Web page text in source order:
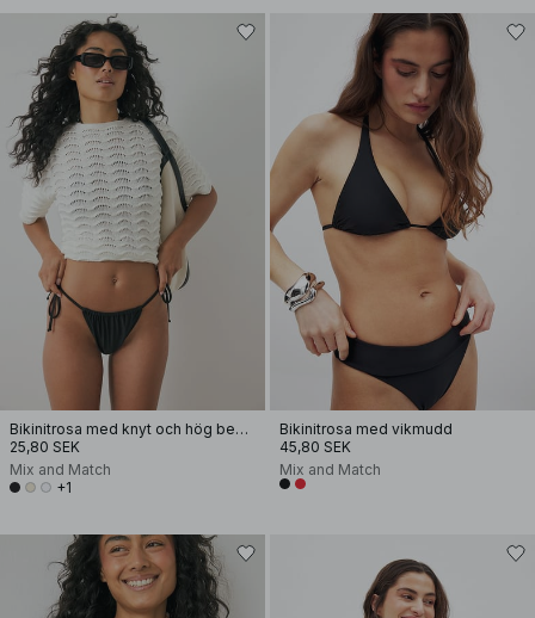
Bikinitrosa med knyt och hög benskärning
25,80 SEK
Mix and Match
+1
Bikinitrosa med vikmudd
45,80 SEK
Mix and Match